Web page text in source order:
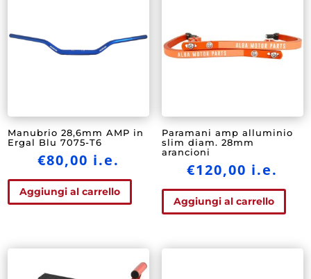
Manubrio 28,6mm AMP in
Ergal Blu 7075-T6
€80,00 i.e.
Aggiungi al carrello
Paramani amp alluminio
slim diam. 28mm
arancioni
€120,00 i.e.
Aggiungi al carrello